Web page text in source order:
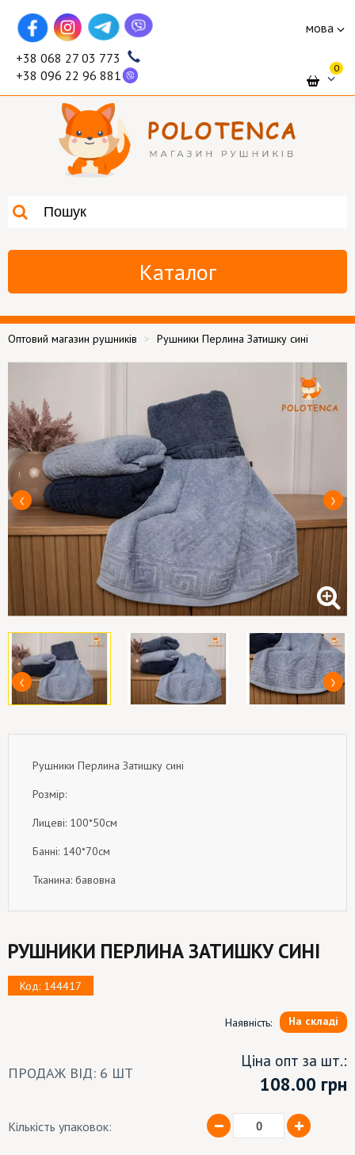
мова
+38 068 27 03 773
+38 096 22 96 881
0
Каталог
Оптовий магазин рушників Рушники Перлина Затишку сині
Рушники Перлина Затишку сині
Розмір:
Лицеві: 100*50см
Банні: 140*70см
Тканина: бавовна
РУШНИКИ ПЕРЛИНА ЗАТИШКУ СИНІ
Код: 144417
Наявність: На складі
ПРОДАЖ ВІД: 6 ШТ
Ціна опт за шт.:
108.00 грн
Кількість упаковок: